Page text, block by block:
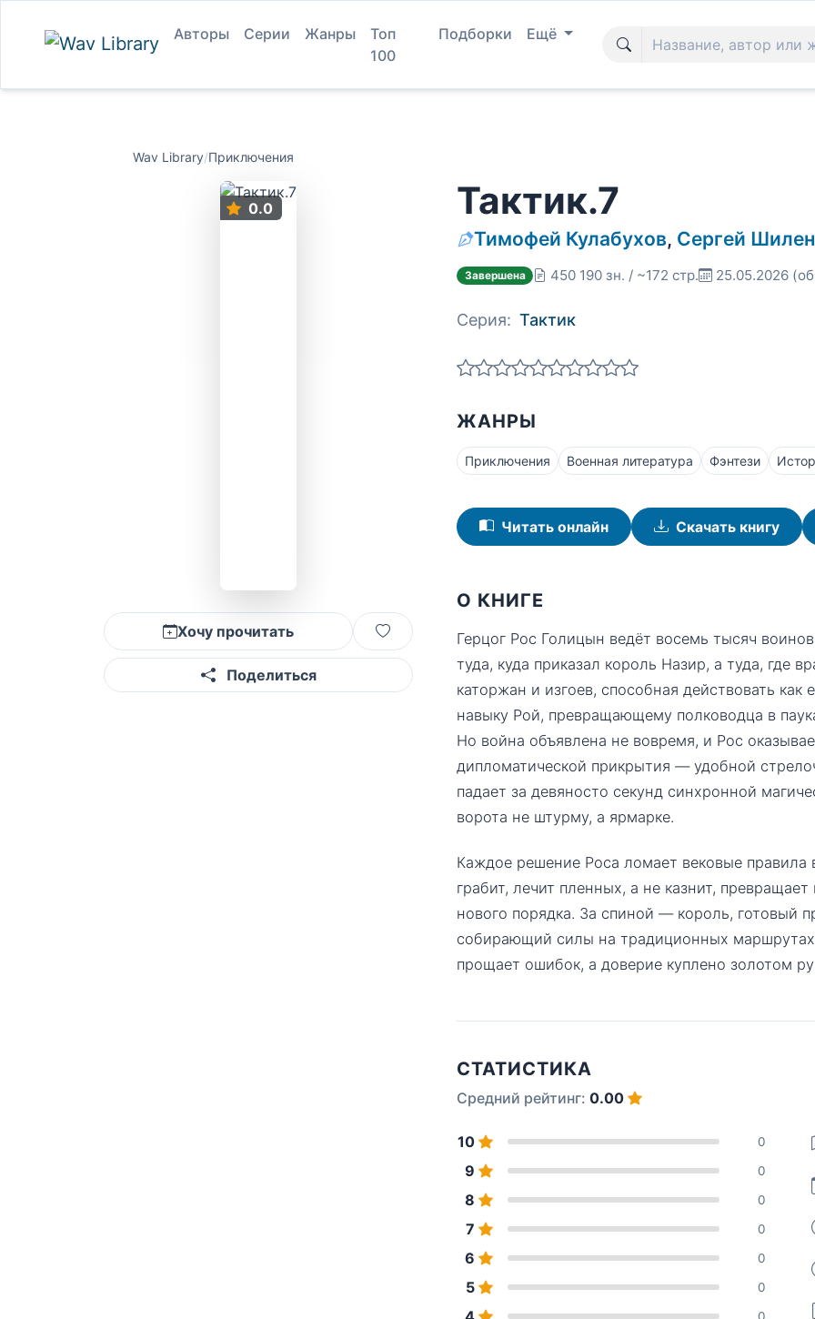
Авторы Серии Жанры
Топ
100
Подборки Ещё
Wav Library/Приключения
0.0
Хочу прочитать
Поделиться
Тактик.7
Тимофей Кулабухов, Сергей
Завершена 450 190 зн. / ~172 стр. 25.05.2026
Серия: Тактик
ЖАНРЫ
Приключения Военная литература Фэнтези
Читать онлайн Скачать книгу
О КНИГЕ
Герцог Рос Голицын ведёт восемь тысяч
туда, куда приказал король Назир, а туда, где
каторжан и изгоев, способная действовать
навыку Рой, превращающему полководца в
Но война объявлена не вовремя, и Рос
дипломатической прикрытия — удобной
падает за девяносто секунд синхронной
ворота не штурму, а ярмарке.
Каждое решение Роса ломает вековые правила
грабит, лечит пленных, а не казнит,
нового порядка. За спиной — король, готовый
собирающий силы на традиционных
прощает ошибок, а доверие куплено золотом
СТАТИСТИКА
Средний рейтинг: 0.00
10 0
9 0
8 0
7 0
6 0
5 0
0